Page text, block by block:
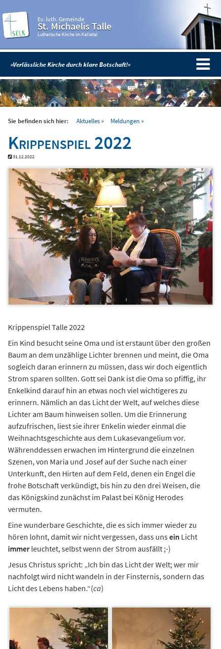
Ev. luth. Gemeinde
St. Michaelis Talle
Lutherische Kirche im Kalletal
»Verlässliche Kirche durch klare Botschaft!«
Sie befinden sich hier: Aktuelles Meldungen
Krippenspiel 2022
31.12.2022
Krippenspiel Talle 2022
Ein Kind besucht seine Oma und ist erstaunt über den großen
Baum an dem unzählige Lichter brennen und meint, die Oma
sogleich daran erinnern zu müssen, dass wir doch eigentlich
Strom sparen sollten. Gott sei Dank ist die Oma so pfiffig, ihr
Enkelkind darauf hin an etwas noch viel wichtigeres zu
erinnern. Nämlich an das Licht der Welt, auf welches diese
Lichter am Baum hinweisen sollen. Um die Erinnerung
aufzufrischen, liest sie ihrer Enkelin wieder einmal die
Weihnachtsgeschichte aus dem Lukasevangelium vor.
Währenddessen erwachen im Hintergrund die einzelnen
Szenen, von Maria und Josef auf der Suche nach einer
Unterkunft, den Hirten auf dem Feld, denen ein Engel die
frohe Botschaft verkündigt, bis hin zu den drei Weisen, die
das Königskind zunächst im Palast bei König Herodes
vermuten.
Eine wunderbare Geschichte, die es sich immer wieder zu
hören lohnt, damit wir nicht vergessen, dass unsein Licht
immer leuchtet, selbst wenn der Strom ausfällt ;-)
Jesus Christus spricht: „Ich bin das Licht der Welt; wer mir
nachfolgt wird nicht wandeln in der Finsternis, sondern das
Licht des Lebens haben.“(ca)